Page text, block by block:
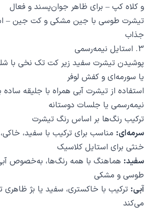
و کلاه کپ – برای ظاهر جوان‌پسند و فعال
تیشرت طوسی با جین مشکی و کت جین –
جذاب
3. استایل نیمه‌رسمی
پوشیدن تیشرت سفید زیر کت تک نخی با
یا سورمه‌ای و کفش لوفر
استفاده از تیشرت آبی همراه با جلیقه ساده
نیمه‌رسمی یا جلسات دوستانه
ترکیب رنگ‌ها بر اساس رنگ تیشرت
سرمه‌ای: مناسب برای ترکیب با سفید،
خنثی برای استایل کلاسیک
سفید: هماهنگ با همه رنگ‌ها، به‌خصوص
طوسی و مشکی
آبی: ترکیب با خاکستری، سفید یا بژ ظاهری
می‌کند